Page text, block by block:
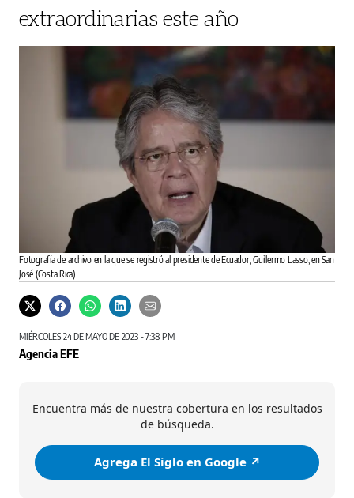
extraordinarias este año
Fotografía de archivo en la que se registró al presidente de Ecuador, Guillermo Lasso, en San
José (Costa Rica).
MIÉRCOLES 24 DE MAYO DE 2023 - 7:38 PM
Agencia EFE
Encuentra más de nuestra cobertura en los resultados
de búsqueda.
Agrega El Siglo en Google ↗️